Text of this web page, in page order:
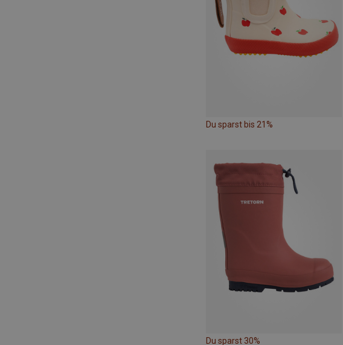
Du sparst bis 21%
Du sparst 30%